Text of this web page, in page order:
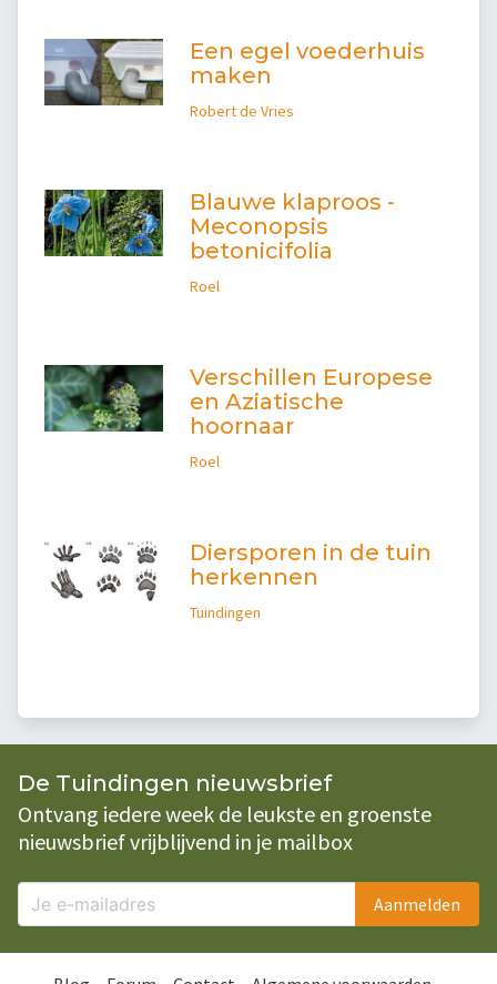
Een egel voederhuis
maken
Robert de Vries
Blauwe klaproos -
Meconopsis
betonicifolia
Roel
Verschillen Europese
en Aziatische
hoornaar
Roel
Diersporen in de tuin
herkennen
Tuindingen
De Tuindingen nieuwsbrief
Ontvang iedere week de leukste en groenste
nieuwsbrief vrijblijvend in je mailbox
Aanmelden